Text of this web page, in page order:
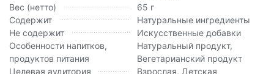
Вес (нетто)
65 г
Содержит
Натуральные ингредиенты
Не содержит
Искусственные добавки
Особенности напитков,
продуктов питания
Натуральный продукт,
Вегетарианский продукт
Целевая аудитория
Взрослая, Детская